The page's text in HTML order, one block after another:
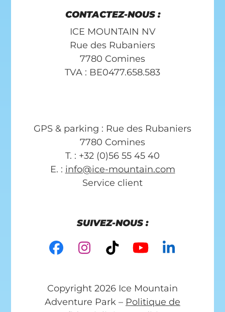
CONTACTEZ-NOUS :
ICE MOUNTAIN NV
Rue des Rubaniers
7780 Comines
TVA : BE0477.658.583
GPS & parking : Rue des Rubaniers
7780 Comines
T. : +32 (0)56 55 45 40
E. : info@ice-mountain.com
Service client
SUIVEZ-NOUS :
Facebook
Instagram
TiktokYouTube
Copyright 2026 Ice Mountain
Adventure Park – Politique de